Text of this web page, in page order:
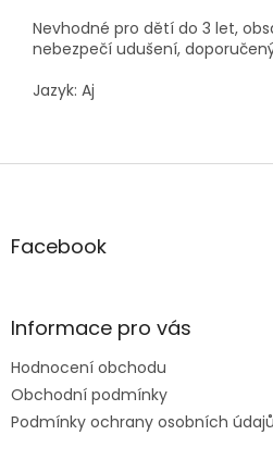
Nevhodné pro dětí do 3 let,
nebezpečí udušení,
Jazyk: Aj
Z
aFacebook
Informace pro vás
Hodnocení obchodu
Obchodní podmínky
Podmínky ochrany osobních údajů